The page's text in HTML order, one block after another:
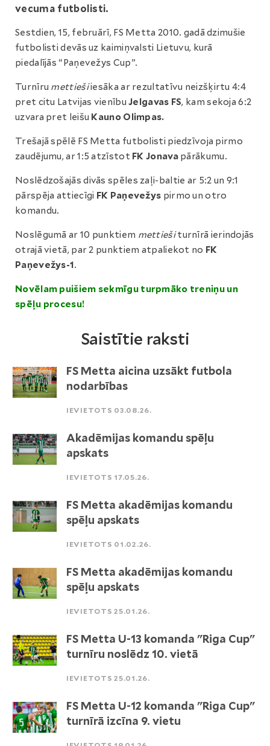
vecuma futbolisti.
Sestdien, 15, februārī, FS Metta 2010. gadā dzimušie
futbolisti devās uz kaimiņvalsti Lietuvu, kurā
piedalījās “Paņevežys Cup”.
Turnīru mettiešiiesāka ar rezultatīvu neizšķirtu 4:4
pret citu Latvijas vienībuJelgavas FS, kam sekoja 6:2
uzvara pret leišu Kauno Olimpas.
Trešajā spēlē FS Metta futbolisti piedzīvoja pirmo
zaudējumu, ar 1:5 atzīstot FK Jonavapārākumu.
Noslēdzošajās divās spēles zaļi-baltie ar 5:2 un 9:1
pārspēja attiecīgi FK Paņevežys pirmo un otro
komandu.
Noslēgumā ar 10 punktiem mettiešiturnīrā ierindojās
otrajā vietā, par 2 punktiem atpaliekot no FK
Paņevežys-1.
Novēlam puišiem sekmīgu turpmāko treniņu un
spēļu procesu!
Saistītie raksti
FS Metta aicina uzsākt futbola
nodarbības
IEVIETOTS 03.08.26.
Akadēmijas komandu spēļu
apskats
IEVIETOTS 17.05.26.
FS Metta akadēmijas komandu
spēļu apskats
IEVIETOTS 01.02.26.
FS Metta akadēmijas komandu
spēļu apskats
IEVIETOTS 25.01.26.
FS Metta U-13 komanda "Riga Cup"
turnīru noslēdz 10. vietā
IEVIETOTS 25.01.26.
FS Metta U-12 komanda "Riga Cup"
turnīrā izcīna 9. vietu